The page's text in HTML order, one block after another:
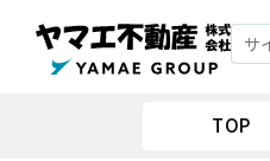
TOP